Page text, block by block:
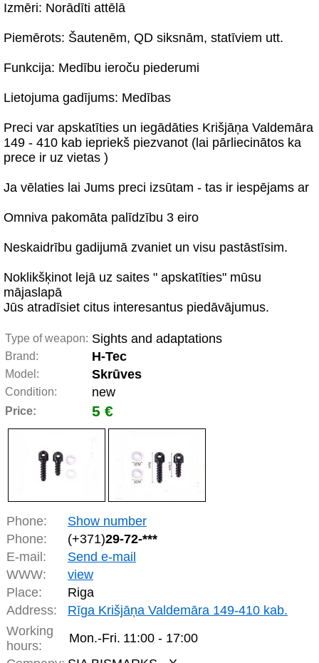
Izmēri: Norādīti attēlā
Piemērots: Šautenēm, QD siksnām, statīviem utt.
Funkcija: Medību ieroču piederumi
Lietojuma gadījums: Medības
Preci var apskatīties un iegādāties Krišjāņa Valdemāra
149 - 410 kab iepriekš piezvanot (lai pārliecinātos ka
prece ir uz vietas )
Ja vēlaties lai Jums preci izsūtam - tas ir iespējams ar
Omniva pakomāta palīdzību 3 eiro
Neskaidrību gadijumā zvaniet un visu pastāstīsim.
Noklikšķinot lejā uz saites " apskatīties" mūsu
mājaslapā
Jūs atradīsiet citus interesantus piedāvājumus.
Type of weapon: Sights and adaptations
Brand: H-Tec
Model: Skrūves
Condition: new
Price: 5 €
Phone:
Show number
Phone:
(+371)29-72-***
E-mail:
Send e-mail
WWW:
view
Place:
Riga
Address:
Rīga Krišjāņa Valdemāra 149-410 kab.
Working
hours:
Mon.-Fri. 11:00 - 17:00